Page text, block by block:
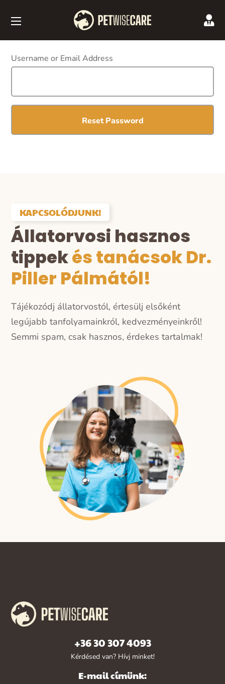
Username or Email Address
KAPCSOLÓDJUNK!
Állatorvosi hasznos
tippekés tanácsok Dr.
Piller Pálmától!
Tájékozódj állatorvostól, értesülj elsőként
legújabb tanfolyamainkról, kedvezményeinkről!
Semmi spam, csak hasznos, érdekes tartalmak!
+36 30 307 4093
Kérdésed van? Hívj minket!
E-mail címünk: